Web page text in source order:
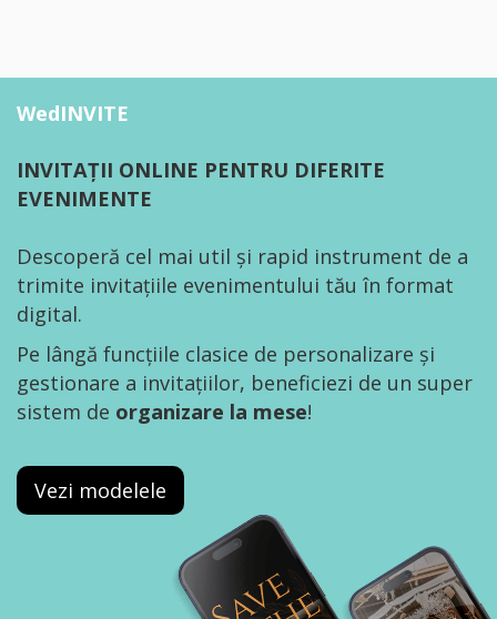
WedINVITE
INVITAȚII ONLINE PENTRU DIFERITE
EVENIMENTE
Descoperă cel mai util și rapid instrument de a
trimite invitațiile evenimentului tău în format
digital.
Pe lângă funcțiile clasice de personalizare și
gestionare a invitațiilor, beneficiezi de un super
sistem de organizare la mese!
Vezi modelele